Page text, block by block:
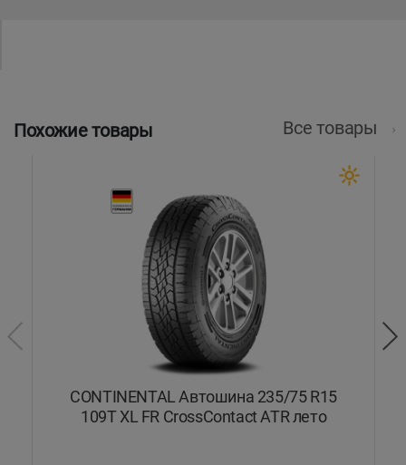
Похожие товары Все товары
CONTINENTAL Автошина 235/75 R15
109T XL FR CrossContact ATR лето